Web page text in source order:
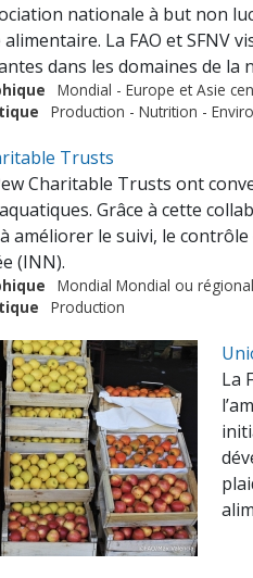
nationale à but non
alimentaire. La FAO et
dans les domaines de la
Mondial - Europe et Asie
Production - Nutrition -
Trusts
Charitable Trusts ont
Grâce à cette
améliorer le suivi, le
(INN).
Mondial Mondial ou régional
Production
La